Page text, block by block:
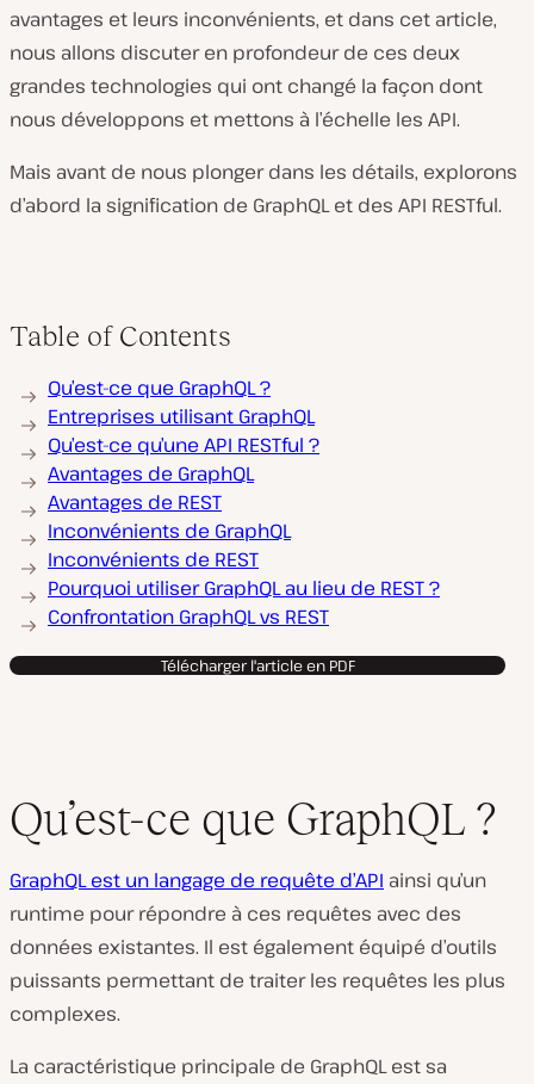
avantages et leurs inconvénients, et dans cet article,
nous allons discuter en profondeur de ces deux
grandes technologies qui ont changé la façon dont
nous développons et mettons à l’échelle les API.
Mais avant de nous plonger dans les détails, explorons
d’abord la signification de GraphQL et des API RESTful.
Table of Contents
Qu’est-ce que GraphQL ?
Entreprises utilisant GraphQL
Qu’est-ce qu’une API RESTful ?
Avantages de GraphQL
Avantages de REST
Inconvénients de GraphQL
Inconvénients de REST
Pourquoi utiliser GraphQL au lieu de REST ?
Confrontation GraphQL vs REST
Télécharger l'article en PDF
Qu’est-ce que GraphQL ?
GraphQL est un langage de requête d’API ainsi qu’un
runtime pour répondre à ces requêtes avec des
données existantes. Il est également équipé d’outils
puissants permettant de traiter les requêtes les plus
complexes.
La caractéristique principale de GraphQL est sa